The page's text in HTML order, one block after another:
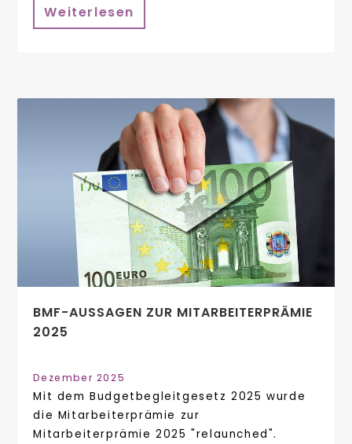
Weiterlesen
BMF-AUSSAGEN ZUR MITARBEITER­PRÄMIE
2025
Dezember 2025
Mit dem Budgetbegleitgesetz 2025 wurde
die Mitarbeiterprämie zur
Mitarbeiterprämie 2025 "relaunched".